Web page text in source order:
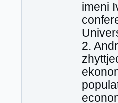
imeni
2.